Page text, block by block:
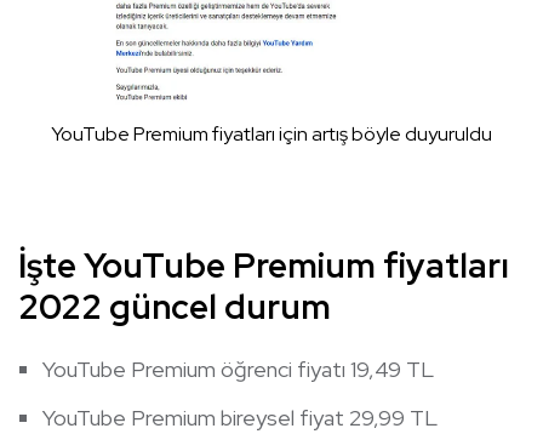
YouTube Premium fiyatları için artış böyle duyuruldu
İşte YouTube Premium fiyatları
2022 güncel durum
YouTube Premium öğrenci fiyatı 19,49 TL
YouTube Premium bireysel fiyat 29,99 TL